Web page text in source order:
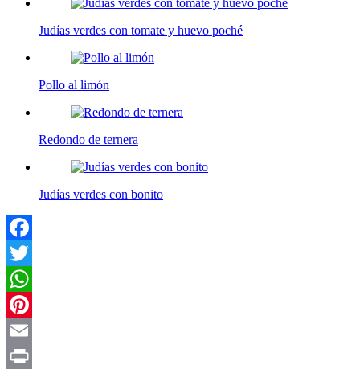
Judías verdes con tomate y huevo poché
Pollo al limón
Redondo de ternera
Judías verdes con bonito
Facebook
Twitter
WhatsApp
Pinterest
Email